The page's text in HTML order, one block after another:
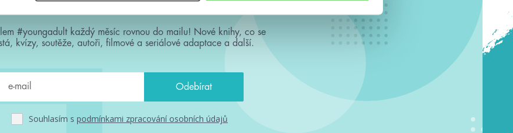
#HumbookNews
#youngadult každý měsíc rovnou do mailu! Nové knihy, co se
kvízy, soutěže, autoři, filmové a seriálové adaptace a další.
Souhlasím s podmínkami zpracování osobních údajů